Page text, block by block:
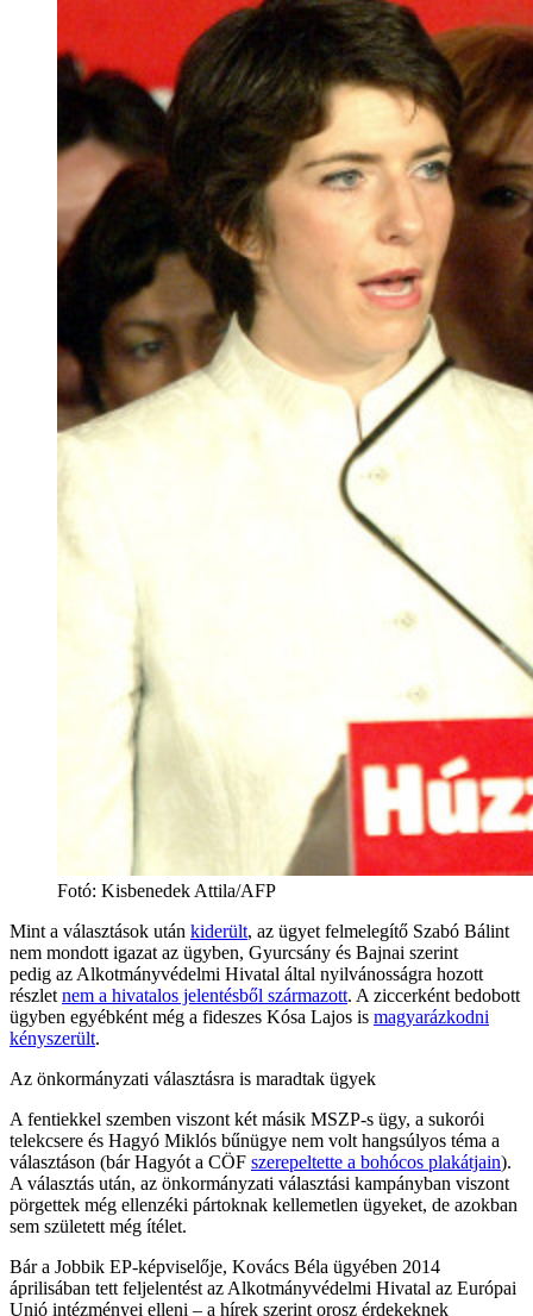
Fotó: Kisbenedek Attila/AFP
Mint a választások után kiderült, az ügyet felmelegítő Szabó Bálint
nem mondott igazat az ügyben, Gyurcsány és Bajnai szerint
pedig az Alkotmányvédelmi Hivatal által nyilvánosságra hozott
részlet nem a hivatalos jelentésből származott. A ziccerként bedobott
ügyben egyébként még a fideszes Kósa Lajos is magyarázkodni
kényszerült.
Az önkormányzati választásra is maradtak ügyek
A fentiekkel szemben viszont két másik MSZP-s ügy, a sukorói
telekcsere és Hagyó Miklós bűnügye nem volt hangsúlyos téma a
választáson (bár Hagyót a CÖF szerepeltette a bohócos plakátjain).
A választás után, az önkormányzati választási kampányban viszont
pörgettek még ellenzéki pártoknak kellemetlen ügyeket, de azokban
sem született még ítélet.
Bár a Jobbik EP-képviselője, Kovács Béla ügyében 2014
áprilisában tett feljelentést az Alkotmányvédelmi Hivatal az Európai
Unió intézményei elleni – a hírek szerint orosz érdekeknek